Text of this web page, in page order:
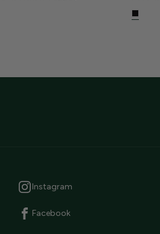
Instagram
Facebook